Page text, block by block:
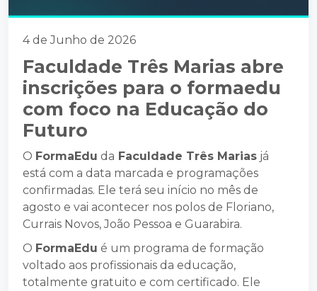
4 de Junho de 2026
Faculdade Três Marias abre
inscrições para o formaedu
com foco na Educação do
Futuro
O FormaEdu da Faculdade Três Marias já
está com a data marcada e programações
confirmadas. Ele terá seu início no mês de
agosto e vai acontecer nos polos de Floriano,
Currais Novos, João Pessoa e Guarabira.
O FormaEdu é um programa de formação
voltado aos profissionais da educação,
totalmente gratuito e com certificado. Ele